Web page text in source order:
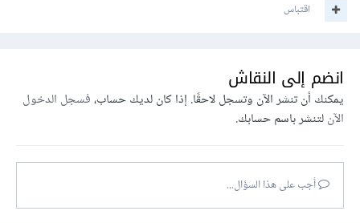
اقتباس
انضم إلى النقاش
يمكنك أن تنشر الآن وتسجل لاحقًا. إذا كان لديك حساب،فسجل الدخول
الآنلتنشر باسم حسابك.
أجب على هذا السؤال...